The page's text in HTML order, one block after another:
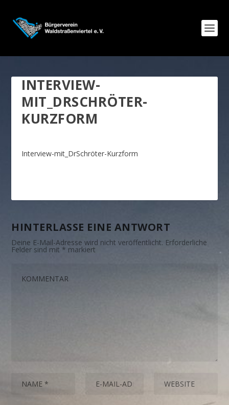
INTERVIEW-
MIT_DRSCHRÖTER-
KURZFORM
Interview-mit_DrSchröter-Kurzform
HINTERLASSE EINE ANTWORT
Deine E-Mail-Adresse wird nicht veröffentlicht. Erforderliche
Felder sind mit * markiert